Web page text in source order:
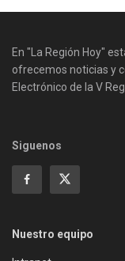
En "La Región Hoy"
ofrecemos noticias y
Electrónico de la V
Siguenos
Nuestro equipo